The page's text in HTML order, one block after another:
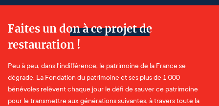
Faites un don à ce projet de
restauration !
Peu à peu, dans l'indifférence, le patrimoine de la France se
dégrade. La Fondation du patrimoine et ses plus de 1 000
bénévoles relèvent chaque jour le défi de sauver ce patrimoine
pour le transmettre aux générations suivantes, à travers toute la